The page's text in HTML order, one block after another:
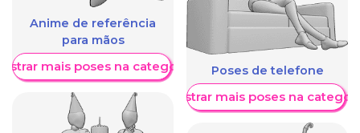
Anime de referência
para mãos
mais poses na categoria Poses de telefone
Mostrar mais poses na